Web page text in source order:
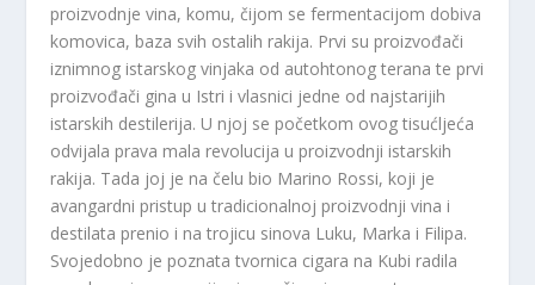
proizvodnje vina, komu, čijom se fermentacijom dobiva
komovica, baza svih ostalih rakija. Prvi su proizvođači
iznimnog istarskog vinjaka od autohtonog terana te prvi
proizvođači gina u Istri i vlasnici jedne od najstarijih
istarskih destilerija. U njoj se početkom ovog tisućljeća
odvijala prava mala revolucija u proizvodnji istarskih
rakija. Tada joj je na čelu bio Marino Rossi, koji je
avangardni pristup u tradicionalnoj proizvodnji vina i
destilata prenio i na trojicu sinova Luku, Marka i Filipa.
Svojedobno je poznata tvornica cigara na Kubi radila